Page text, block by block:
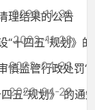
理结果的公告
2023-11-30
“十四五”规划》
2022-11-28
监管行政处罚“
2022-04-22
五”规划》 的通
2022-04-20